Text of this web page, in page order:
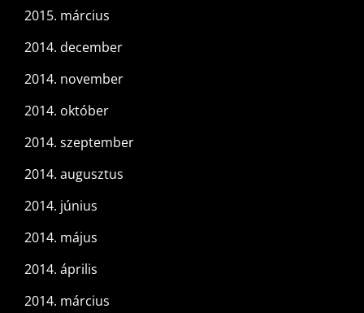
2015. március
2014. december
2014. november
2014. október
2014. szeptember
2014. augusztus
2014. június
2014. május
2014. április
2014. március